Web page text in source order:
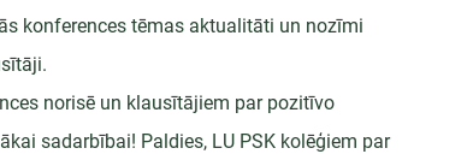
konferences tēmas aktualitāti un nozīmi
norisē un klausītājiem par pozitīvo
sadarbībai! Paldies, LU PSK kolēģiem par